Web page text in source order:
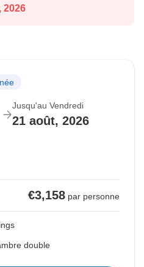
2026
Jusqu'au Vendredi
21 août, 2026
€3,158 par personne
double